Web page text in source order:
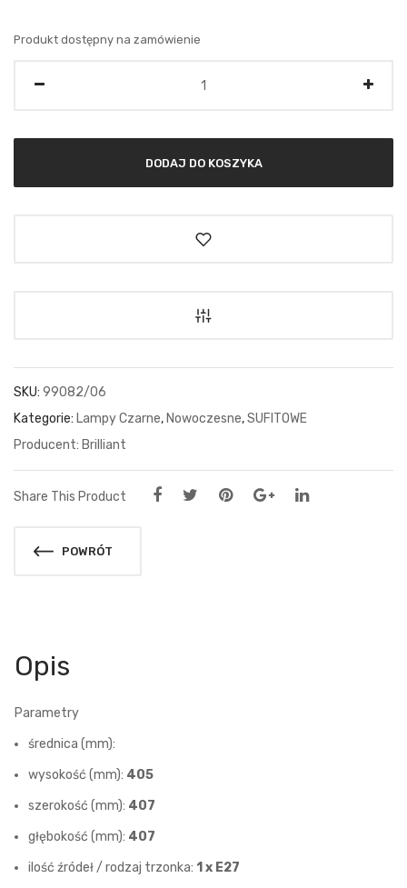
Produkt dostępny na zamówienie
DODAJ DO KOSZYKA
SKU: 99082/06
Kategorie: Lampy Czarne,Nowoczesne,SUFITOWE
Brilliant
Share This Product
POWRÓT
Opis
Parametry
średnica (mm):
wysokość (mm): 405
szerokość (mm): 407
głębokość (mm): 407
ilość źródeł / rodzaj trzonka: 1 x E27